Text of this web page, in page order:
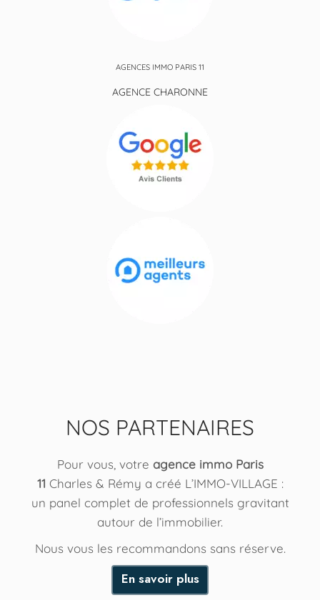
AGENCES IMMO PARIS 11
AGENCE CHARONNE
NOS PARTENAIRES
Pour vous, votre agence immo Paris
11 Charles & Rémy a créé L’IMMO-VILLAGE :
un panel complet de professionnels gravitant
autour de l’immobilier.
Nous vous les recommandons sans réserve.
En savoir plus